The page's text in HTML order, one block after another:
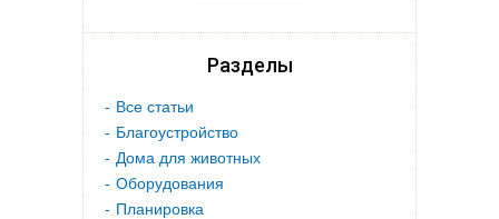
Разделы
Все статьи
Благоустройство
Дома для животных
Оборудования
Планировка